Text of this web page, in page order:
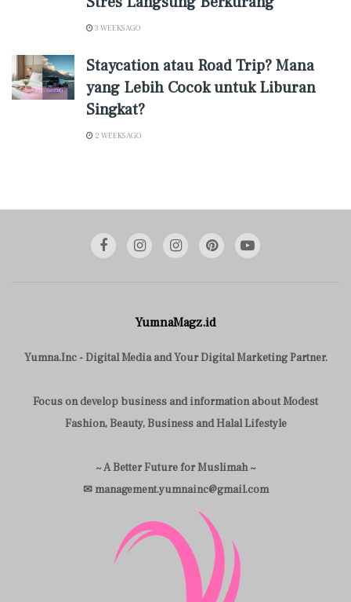
3 WEEKS AGO
Staycation atau Road Trip? Mana
yang Lebih Cocok untuk Liburan
Singkat?
2 WEEKS AGO
YumnaMagz.id
Yumna.Inc - Digital Media and Your Digital Marketing Partner.
Focus on develop business and information about Modest
Fashion, Beauty, Business and Halal Lifestyle
~ A Better Future for Muslimah ~
✉ management.yumnainc@gmail.com